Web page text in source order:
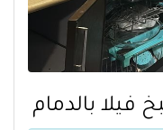
بالدمام